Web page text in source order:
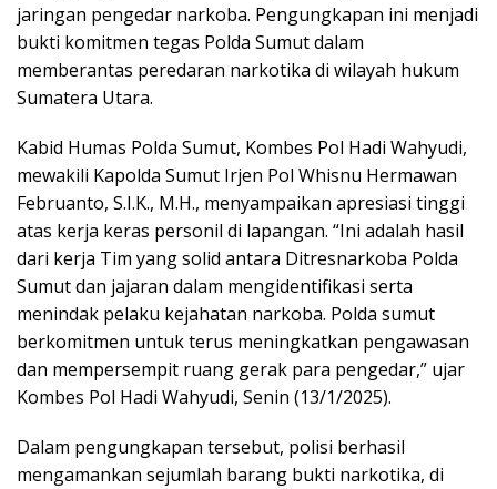
jaringan pengedar narkoba. Pengungkapan ini menjadi
bukti komitmen tegas Polda Sumut dalam
memberantas peredaran narkotika di wilayah hukum
Sumatera Utara.
Kabid Humas Polda Sumut, Kombes Pol Hadi Wahyudi,
mewakili Kapolda Sumut Irjen Pol Whisnu Hermawan
Februanto, S.I.K., M.H., menyampaikan apresiasi tinggi
atas kerja keras personil di lapangan. “Ini adalah hasil
dari kerja Tim yang solid antara Ditresnarkoba Polda
Sumut dan jajaran dalam mengidentifikasi serta
menindak pelaku kejahatan narkoba. Polda sumut
berkomitmen untuk terus meningkatkan pengawasan
dan mempersempit ruang gerak para pengedar,” ujar
Kombes Pol Hadi Wahyudi, Senin (13/1/2025).
Dalam pengungkapan tersebut, polisi berhasil
mengamankan sejumlah barang bukti narkotika, di